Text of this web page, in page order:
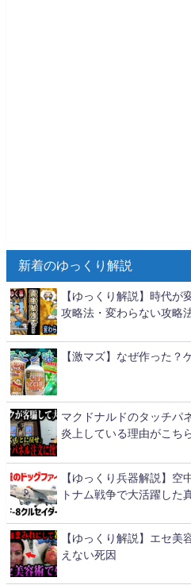
新着のゆっくり解説
【ゆっくり解説】時代が
攻略法・変わらない攻略
【激マズ】なぜ作った
マクドナルドのタッチパ
炎上している理由がこち
【ゆっくり兵器解説】
トナム戦争で大活躍した
【ゆっくり解説】エセ美
えない死因